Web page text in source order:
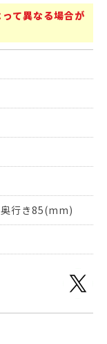
て異なる場合が
行き85(mm)